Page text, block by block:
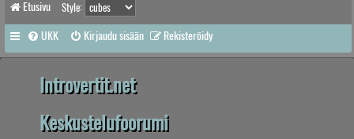
Etusivu Style:
UKK Kirjaudu sisään Rekisteröidy
Introvertit.net
Keskustelufoorumi